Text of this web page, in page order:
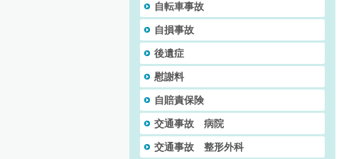
自転車事故
自損事故
後遺症
慰謝料
自賠責保険
交通事故 病院
交通事故 整形外科